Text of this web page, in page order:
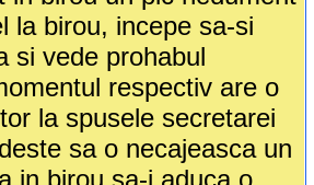
la birou, incepe sa-si
si vede prohabul
respectiv are o
la spusele secretarei
sa o necajeasca un